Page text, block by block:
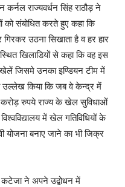
राज्यवर्धन सिंह राठौड़ ने
को संबोधित करते हुए कहा कि
उठना सिखाता है व हर हार
खिलाडियों से कहा कि वह इस
जिसमे उनका इण्डियन टीम में
उल्लेख किया कि जब वे केन्द्र में
करोड़ रुपये राज्य के खेल सुविधाओं
में खेल गतिविधियों के
योजना बनाए जाने का भी जिक्र
कटेजा ने अपने उद्बोधन में